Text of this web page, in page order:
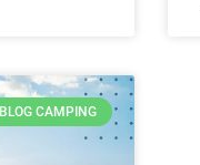
BLOG CAMPING